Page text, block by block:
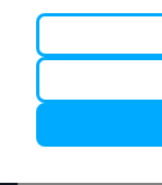
Вопрос -